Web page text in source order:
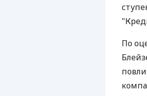
По